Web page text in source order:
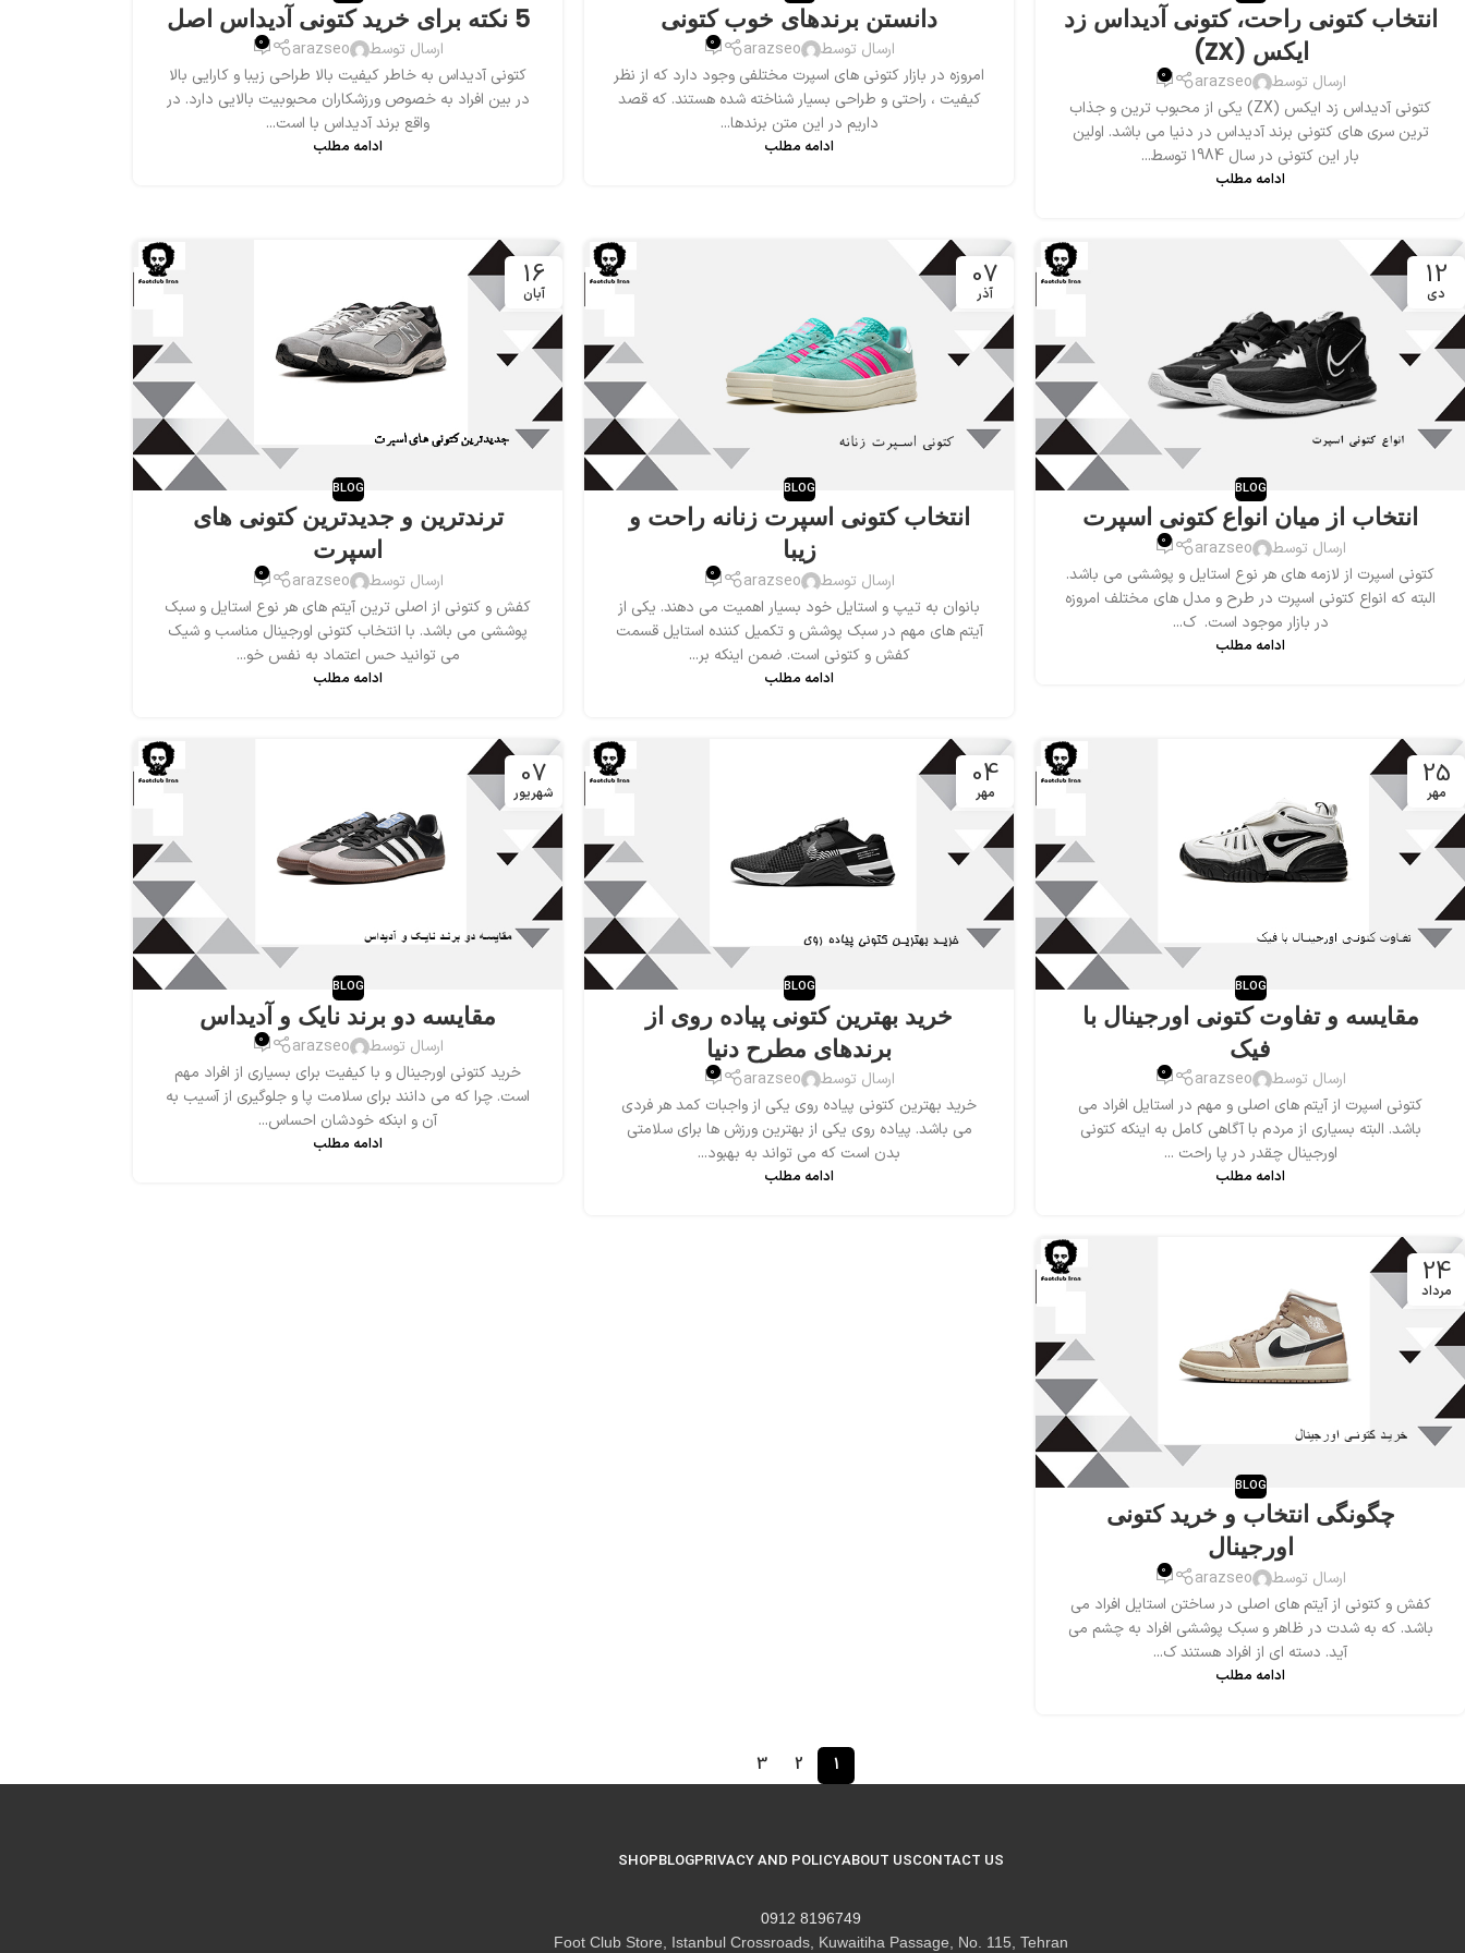
انتخاب کتونی راحت، کتونی آدیداس زد
ایکس (ZX)
ارسال توسط arazseo
0
کتونی آدیداس زد ایکس (ZX) یکی از محبوب ترین و جذاب
ترین سری های کتونی برند آدیداس در دنیا می باشد. اولین
بار این کتونی در سال 1984 توسط...
ادامه مطلب
دانستن برندهای خوب کتونی
ارسال توسط arazseo
0
امروزه در بازار کتونی های اسپرت مختلفی وجود دارد که از نظر
کیفیت ، راحتی و طراحی بسیار شناخته شده هستند. که قصد
داریم در این متن برندها...
ادامه مطلب
5 نکته برای خرید کتونی آدیداس اصل
ارسال توسط arazseo
0
کتونی آدیداس به خاطر کیفیت بالا طراحی زیبا و کارایی بالا
در بین افراد به خصوص ورزشکاران محبوبیت بالایی دارد. در
واقع برند آدیداس با است...
ادامه مطلب
12
دی
BLOG
انتخاب از میان انواع کتونی اسپرت
ارسال توسط arazseo
0
کتونی اسپرت از لازمه های هر نوع استایل و پوششی می باشد.
البته که انواع کتونی اسپرت در طرح و مدل های مختلف امروزه
در بازار موجود است. ک...
ادامه مطلب
07
آذر
BLOG
انتخاب کتونی اسپرت زنانه راحت و
زیبا
ارسال توسط arazseo
0
بانوان به تیپ و استایل خود بسیار اهمیت می دهند. یکی از
آیتم های مهم در سبک پوشش و تکمیل کننده استایل قسمت
کفش و کتونی است. ضمن اینکه بر...
ادامه مطلب
16
آبان
BLOG
ترندترین و جدیدترین کتونی های
اسپرت
ارسال توسط arazseo
0
کفش و کتونی از اصلی ترین آیتم های هر نوع استایل و سبک
پوششی می باشد. با انتخاب کتونی اورجینال مناسب و شیک
می توانید حس اعتماد به نفس خو...
ادامه مطلب
25
مهر
BLOG
مقایسه و تفاوت کتونی اورجینال با
فیک
ارسال توسط arazseo
0
کتونی اسپرت از آیتم های اصلی و مهم در استایل افراد می
باشد. البته بسیاری از مردم با آگاهی کامل به اینکه کتونی
اورجینال چقدر در پا راحت ...
ادامه مطلب
04
مهر
BLOG
خرید بهترین کتونی پیاده روی از
برندهای مطرح دنیا
ارسال توسط arazseo
0
خرید بهترین کتونی پیاده روی یکی از واجبات کمد هر فردی
می باشد. پیاده روی یکی از بهترین ورزش ها برای سلامتی
بدن است که می تواند به بهبود...
ادامه مطلب
07
شهریور
BLOG
مقایسه دو برند نایک و آدیداس
ارسال توسط arazseo
0
خرید کتونی اورجینال و با کیفیت برای بسیاری از افراد مهم
است. چرا که می دانند برای سلامت پا و جلوگیری از آسیب به
آن و ابنکه خودشان احساس...
ادامه مطلب
24
مرداد
BLOG
چگونگی انتخاب و خرید کتونی
اورجینال
ارسال توسط arazseo
0
کفش و کتونی از آیتم های اصلی در ساختن استایل افراد می
باشد. که به شدت در ظاهر و سبک پوششی افراد به چشم می
آید. دسته ای از افراد هستند ک...
ادامه مطلب
1
2
3
CONTACT US
ABOUT US
PRIVACY AND POLICY
BLOG
SHOP
8196749 0912
Foot Club Store, Istanbul Crossroads, Kuwaitiha Passage, No. 115, Tehran